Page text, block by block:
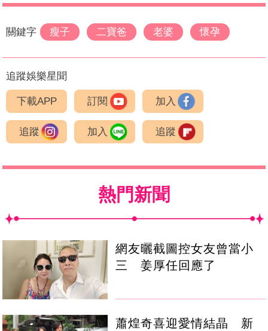
關鍵字 瘦子 二寶爸 老婆 懷孕
追蹤娛樂星聞
下載APP 訂閱 加入
追蹤 加入 追蹤
熱門新聞
網友曬截圖控女友曾當小
三 姜厚任回應了
蕭煌奇喜迎愛情結晶 新